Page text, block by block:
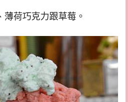
薄荷巧克力跟草莓。